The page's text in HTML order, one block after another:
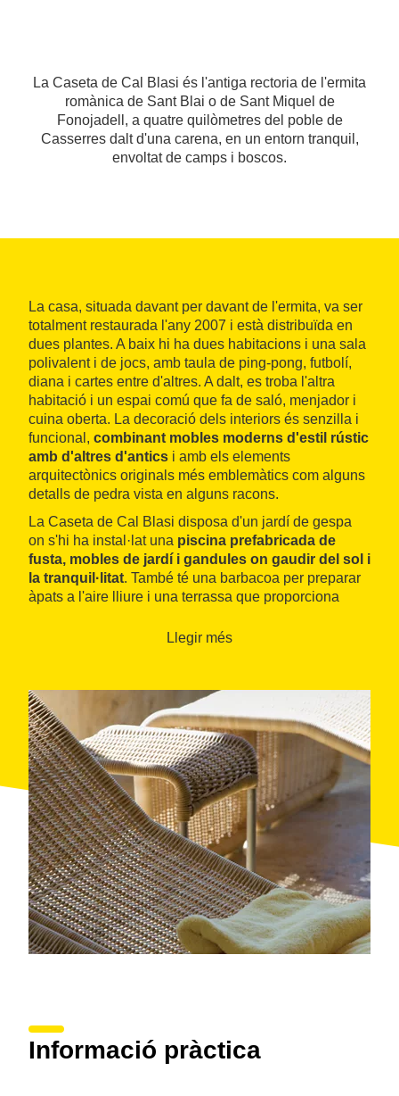
La Caseta de Cal Blasi és l'antiga rectoria de l'ermita
romànica de Sant Blai o de Sant Miquel de
Fonojadell, a quatre quilòmetres del poble de
Casserres dalt d'una carena, en un entorn tranquil,
envoltat de camps i boscos.
La casa, situada davant per davant de l'ermita, va ser
totalment restaurada l'any 2007 i està distribuïda en
dues plantes. A baix hi ha dues habitacions i una sala
polivalent i de jocs, amb taula de ping-pong, futbolí,
diana i cartes entre d'altres. A dalt, es troba l'altra
habitació i un espai comú que fa de saló, menjador i
cuina oberta. La decoració dels interiors és senzilla i
funcional, combinant mobles moderns d'estil rústic
amb d'altres d'antics i amb els elements
arquitectònics originals més emblemàtics com alguns
detalls de pedra vista en alguns racons.
La Caseta de Cal Blasi disposa d'un jardí de gespa
on s'hi ha instal·lat una piscina prefabricada de
fusta, mobles de jardí i gandules on gaudir del sol i
la tranquil·litat. També té una barbacoa per preparar
àpats a l'aire lliure i una terrassa que proporciona
muntanyes. Des d'aquí es poden dur a terme
Llegir més
Informació pràctica